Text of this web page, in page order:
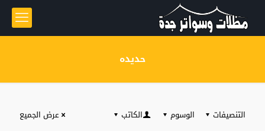
حديده
التنصيفات الوسوم الكاتب عرض الجميع